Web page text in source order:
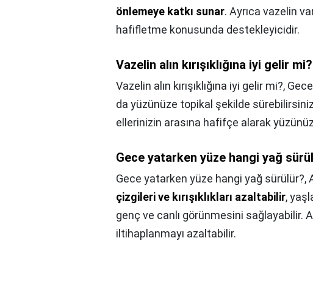
önlemeye katkı sunar. Ayrıca vazelin
hafifletme konusunda destekleyicidir.
Vazelin alın kırışıklığına iyi gelir mi?
Vazelin alın kırışıklığına iyi gelir mi?,
da yüzünüze topikal şekilde
ellerinizin arasına hafifçe alarak
Gece yatarken yüze hangi yağ
Gece yatarken yüze hangi yağ sürülür?,
çizgileri ve kırışıklıkları azaltabilir,
genç ve canlı görünmesini sağlayabilir.
iltihaplanmayı azaltabilir.